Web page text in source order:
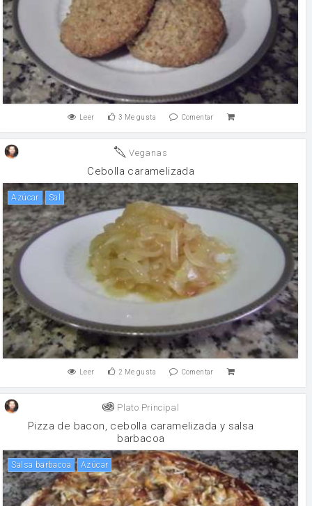
Leer 3 Me gusta Comentar
Veganas
Cebolla caramelizada
Azúcar sal
Leer 2 Me gusta Comentar
Plato Principal
Pizza de bacon, cebolla caramelizada y salsa
barbacoa
Salsa barbacoa Azúcar